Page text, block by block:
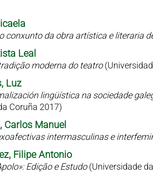
conxunto da obra artística e literaria
Leal
moderna do teatro
Luz
lingüística na sociedade
Coruña 2017)
Carlos Manuel
intermasculinas e
Filipe Antonio
Edição e Estudo(Universidade